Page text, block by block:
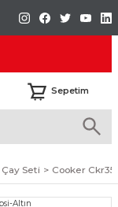
Sepetim
Çay Seti Cooker